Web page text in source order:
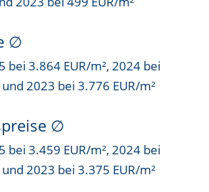
∅
bei 3.864 EUR/m², 2024 bei
2023 bei 3.776 EUR/m²
∅
bei 3.459 EUR/m², 2024 bei
2023 bei 3.375 EUR/m²